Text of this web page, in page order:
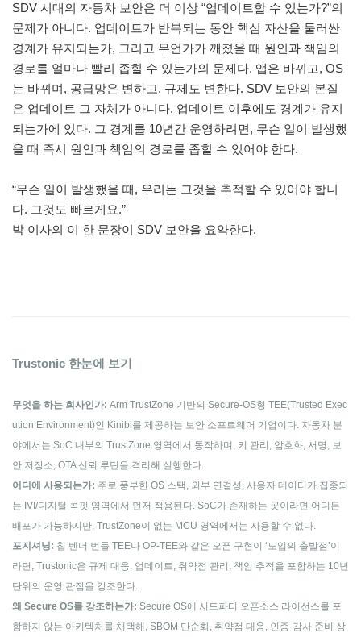
SDV 시대의 자동차 보안은 더 이상 “업데이트할 수 있는가?”의
문제가 아니다. 업데이트가 반복되는 동안 핵심 자산을 둘러싼
경계가 유지되는가, 그리고 무언가가 깨졌을 때 원인과 책임의
경로를 얼마나 빨리 좁힐 수 있는가의 문제다. 앱은 바뀌고, OS
는 바뀌며, 공급망은 변하고, 규제도 변한다. SDV 보안의 본질
은 업데이트 그 자체가 아니다. 업데이트 이후에도 경계가 유지
되는가에 있다. 그 경계를 10년간 운영하려면, 무슨 일이 발생했
을 때 즉시 원인과 책임의 경로를 좁힐 수 있어야 한다.
“무슨 일이 발생했을 때, 우리는 그것을 추적할 수 있어야 합니
다. 그것도 빠르게요.”
박 이사의 이 한 문장이 SDV 보안을 요약한다.
Trustonic 한눈에 보기
무엇을 하는 회사인가: Arm TrustZone 기반의 Secure-OS형 TEE(Trusted Exec
ution Environment)인 Kinibi를 제공하는 보안 소프트웨어 기업이다. 자동차 분
야에서는 SoC 내부의 TrustZone 영역에서 동작하며, 키 관리, 암호화, 서명, 보
안 저장소, OTA 신뢰 루틴을 격리해 실행한다.
어디에 사용되는가: 주로 풍부한 OS 스택, 외부 연결성, 사용자 데이터가 집중되
는 IVI/디지털 콕핏 영역에서 먼저 적용된다. SoC가 존재하는 곳이라면 어디든
배포가 가능하지만, TrustZone이 없는 MCU 영역에서는 사용할 수 없다.
포지셔닝: 칩 벤더 번들 TEE나 OP-TEE와 같은 오픈 구현이 ‘도입의 출발점’이
라면, Trustonic은 규제 대응, 업데이트, 취약점 관리, 책임 추적을 포함하는 10년
단위의 운영 관점을 강조한다.
왜 Secure OS를 강조하는가: Secure OS에 서드파티 오픈소스 라이선스를 포
함하지 않는 아키텍처를 채택해, SBOM 단순화, 취약점 대응, 인증·감사 준비 상